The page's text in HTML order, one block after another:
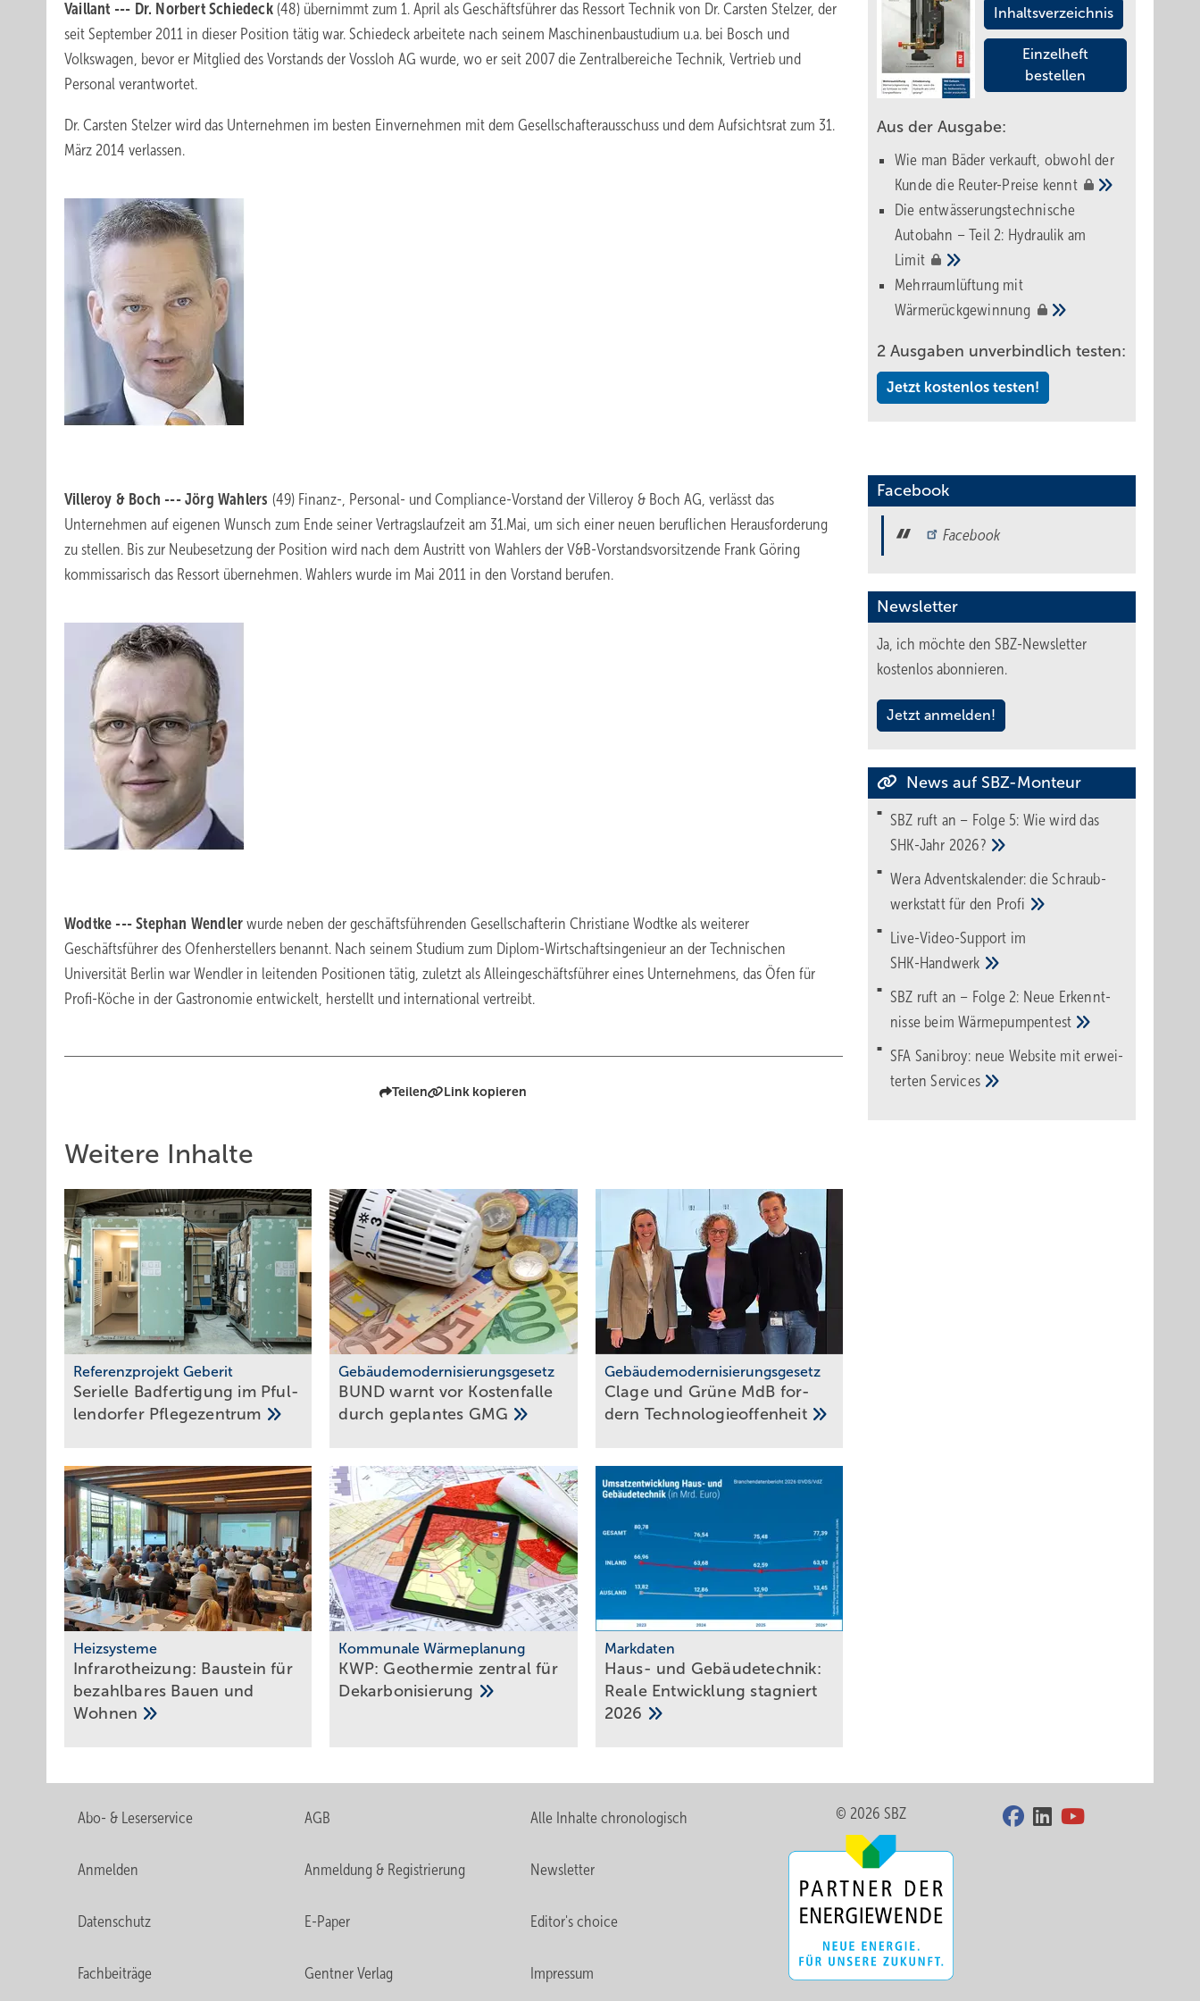
Vaillant --- Dr. Norbert Schiedeck (48) übernimmt zum 1. April als Geschäftsführer das Ressort Technik von Dr. Carsten Stelzer, der
seit September 2011 in dieser Position tätig war. Schiedeck arbeitete nach seinem Maschinenbaustudium u.a. bei Bosch und
Volkswagen, bevor er Mitglied des Vorstands der Vossloh AG wurde, wo er seit 2007 die Zentralbereiche Technik, Vertrieb und
Personal verantwortet.
Dr. Carsten Stelzer wird das Unternehmen im besten Einvernehmen mit dem Gesellschafterausschuss und dem Aufsichtsrat zum 31.
März 2014 verlassen.
Villeroy & Boch --- Jörg Wahlers (49) Finanz-, Personal- und Compliance-Vorstand der Villeroy & Boch AG, verlässt das
Unternehmen auf eigenen Wunsch zum Ende seiner Vertragslaufzeit am 31.Mai, um sich einer neuen beruflichen Herausforderung
zu stellen. Bis zur Neubesetzung der Position wird nach dem Austritt von Wahlers der V&B-Vorstandsvorsitzende Frank Göring
kommissarisch das Ressort übernehmen. Wahlers wurde im Mai 2011 in den Vorstand berufen.
Wodtke --- Stephan Wendlerwurde neben der geschäftsführenden Gesellschafterin Christiane Wodtke als weiterer
Geschäftsführer des Ofenherstellers benannt. Nach seinem Studium zum Diplom-Wirtschaftsingenieur an der Technischen
Universität Berlin war Wendler in leitenden Positionen tätig, zuletzt als Alleingeschäftsführer eines Unternehmens, das Öfen für
Profi-Köche in der Gastronomie entwickelt, herstellt und international vertreibt.
Teilen Link kopieren
Weitere Inhalte
Referenzprojekt Geberit
Serielle Badfertigung im Pful­
len­dor­fer Pfle­ge­zen­trum
Gebäudemodernisierungsgesetz
BUND warnt vor Kos­ten­fal­le
durch ge­plan­tes GMG
Gebäudemodernisierungsgesetz
Clage und Grüne MdB for­
dern Tech­no­lo­gie­of­fen­heit
Heizsysteme
Infrarotheizung: Bau­stein für
be­zahl­ba­res Bau­en und
Woh­nen
Kommunale Wärmeplanung
KWP: Geo­ther­mie zen­tral für
De­kar­bo­ni­sie­rung
Markdaten
Haus- und Gebäude­technik:
Reale Entwick­lung stag­niert
2026
Inhaltsverzeichnis
Einzelheft
bestellen
Aus der Ausgabe:
Wie man Bäder verkauft, obwohl der
Kunde die Reuter-Preise kennt
Die entwässerungstechnische
Autobahn – Teil 2: Hydraulik am
Limit
Mehrraumlüftung mit
Wärmerückgewinnung
2 Ausgaben unverbindlich testen:
Jetzt kostenlos testen!
Facebook
Facebook
Newsletter
Ja, ich möchte den SBZ-Newsletter
kostenlos abonnieren.
Jetzt anmelden!
News auf SBZ-Monteur
SBZ ruft an – Folge 5: Wie wird das
SHK-Jahr 2026?
Wera Adventskalender: die Schraub­
werk­statt für den Pro­fi
Live-Video-Support im
SHK-Handwerk
SBZ ruft an – Folge 2: Neue Erkennt­
nisse beimWärme­pumpen­test
SFA Sanibroy: neue Web­site mit erwei­
tertenServices
Abo- & Leserservice AGB Alle Inhalte chronologisch
Anmelden Anmeldung & Registrierung Newsletter
Datenschutz E-Paper Editor's choice
Fachbeiträge Gentner Verlag Impressum
© 2026 SBZ